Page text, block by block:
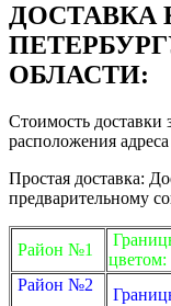
ДОСТАВКА
ОБЛАСТИ:
Стоимость доставки
расположения
Простая доставка:
предварительному
Район №1
цветом:
Район №2